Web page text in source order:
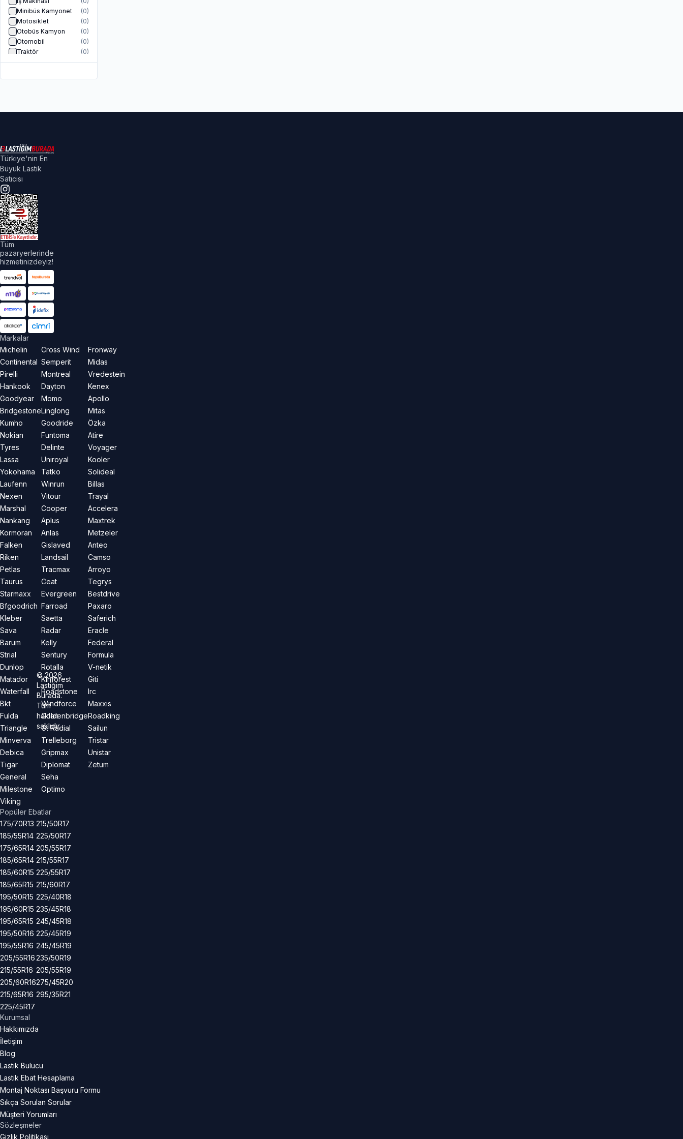
Minibüs Kamyonet
(0)
Motosiklet
(0)
Otobüs Kamyon
(0)
Otomobil
(0)
Traktör
(0)
Türkiye'nin En
Büyük Lastik
Satıcısı
Tüm
pazaryerlerinde
hizmetinizdeyiz!
Markalar
Michelin
Continental
Pirelli
Hankook
Goodyear
Bridgestone
Kumho
Nokian
Tyres
Lassa
Yokohama
Laufenn
Nexen
Marshal
Nankang
Kormoran
Falken
Riken
Petlas
Taurus
Starmaxx
Bfgoodrich
Kleber
Sava
Barum
Strial
Dunlop
Matador
Waterfall
Bkt
Fulda
Triangle
Minverva
Debica
Tigar
General
Milestone
Viking
Cross Wind
Semperit
Montreal
Dayton
Momo
Linglong
Goodride
Funtoma
Delinte
Uniroyal
Tatko
Winrun
Vitour
Cooper
Aplus
Anlas
Gislaved
Landsail
Tracmax
Ceat
Evergreen
Farroad
Saetta
Radar
Kelly
Sentury
Rotalla
Kinforest
Roadstone
Windforce
Goldenbridge
Gt Radial
Trelleborg
Gripmax
Diplomat
Seha
Optimo
Fronway
Midas
Vredestein
Kenex
Apollo
Mitas
Özka
Atire
Voyager
Kooler
Solideal
Billas
Trayal
Accelera
Maxtrek
Metzeler
Anteo
Camso
Arroyo
Tegrys
Bestdrive
Paxaro
Saferich
Eracle
Federal
Formula
V-netik
Giti
Irc
Maxxis
Roadking
Sailun
Tristar
Unistar
Zetum
Popüler Ebatlar
175/70R13
185/55R14
175/65R14
185/65R14
185/60R15
185/65R15
195/50R15
195/60R15
195/65R15
195/50R16
195/55R16
205/55R16
215/55R16
205/60R16
215/65R16
225/45R17
215/50R17
225/50R17
205/55R17
215/55R17
225/55R17
215/60R17
225/40R18
235/45R18
245/45R18
225/45R19
245/45R19
235/50R19
205/55R19
275/45R20
295/35R21
Kurumsal
Hakkımızda
İletişim
Blog
Lastik Bulucu
Lastik Ebat Hesaplama
Montaj Noktası Başvuru Formu
Sıkça Sorulan Sorular
Müşteri Yorumları
Sözleşmeler
Gizlik Politikası
©2026
Lastiğim
Burada.
Tüm
hakları
saklıdır.